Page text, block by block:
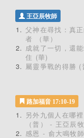
王亞辰牧師
父神在尋找：真
者 （華）
成就了一切，還
住 (華)
屬靈爭戰的得勝 (
路加福音 17:10-19
另外九個人在哪裡
（普） - 王亞辰
感恩 - 俞大鳴牧師